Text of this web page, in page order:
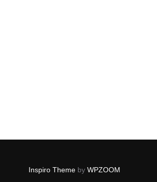
Inspiro Theme by WPZOOM